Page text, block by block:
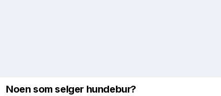
Noen som selger hundebur?